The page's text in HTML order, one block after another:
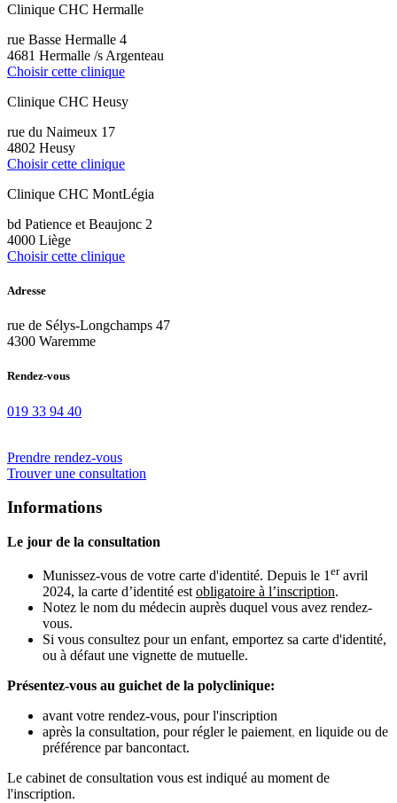
Clinique CHC Hermalle
rue Basse Hermalle 4
4681 Hermalle /s Argenteau
Choisir cette clinique
Clinique CHC Heusy
rue du Naimeux 17
4802 Heusy
Choisir cette clinique
Clinique CHC MontLégia
bd Patience et Beaujonc 2
4000 Liège
Choisir cette clinique
Adresse
rue de Sélys-Longchamps 47
4300 Waremme
Rendez-vous
019 33 94 40
Prendre rendez-vous
Trouver une consultation
Informations
Le jour de la consultation
Munissez-vous de votre carte d'identité. Depuis le 1 eravril
2024, la carte d’identité est obligatoire à l’inscription.
Notez le nom du médecin auprès duquel vous avez rendez-
vous.
Si vous consultez pour un enfant, emportez sa carte d'identité,
ou à défaut une vignette de mutuelle.
Présentez-vous au guichet de la polyclinique:
avant votre rendez-vous, pour l'inscription
après la consultation, pour régler le paiement, en liquide ou de
préférence par bancontact.
Le cabinet de consultation vous est indiqué au moment de
l'inscription.